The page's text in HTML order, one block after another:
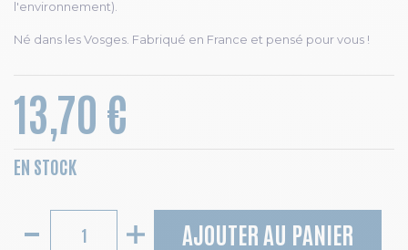
l'environnement).
Né dans les Vosges. Fabriqué en France et pensé pour vous !
13,70 €
EN STOCK
AJOUTER AU PANIER